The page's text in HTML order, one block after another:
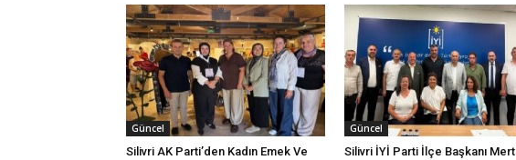
Güncel
Silivri AK Parti’den Kadın Emek Ve
Güncel
Silivri İYİ Parti İlçe Başkanı Mert